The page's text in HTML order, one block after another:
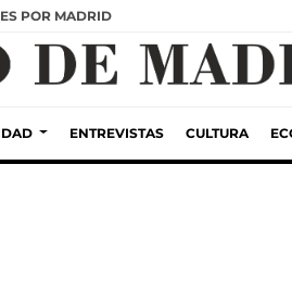
POR MADRID
ENTREVISTAS CULTURA